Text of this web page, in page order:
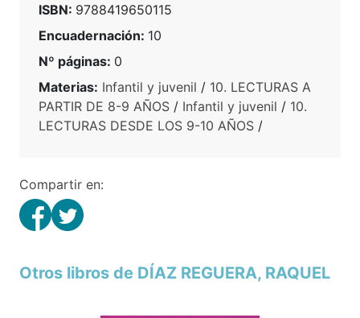
ISBN: 9788419650115
Encuadernación: 10
Nº páginas: 0
Materias: Infantil y juvenil / 10. LECTURAS A
PARTIR DE 8-9 AÑOS / Infantil y juvenil / 10.
LECTURAS DESDE LOS 9-10 AÑOS /
Compartir en:
Otros libros de DÍAZ REGUERA, RAQUEL